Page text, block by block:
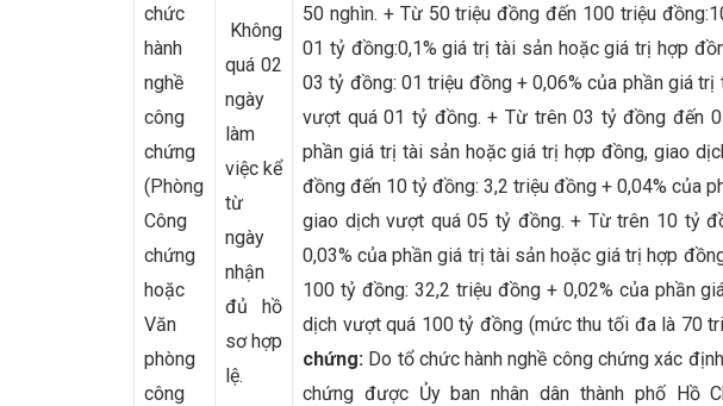
chức
hành
nghề
công
chứng
(Phòng
Công
chứng
hoặc
Văn
phòng
công
Không
quá 02
ngày
làm
việc kể
từ
ngày
nhận
đủ hồ
sơ hợp
lệ.
50 nghìn. + Từ 50 triệu đồng đến 100 triệu
01 tỷ đồng:0,1% giá trị tài sản hoặc giá trị hợp
03 tỷ đồng: 01 triệu đồng + 0,06% của phần giá
vượt quá 01 tỷ đồng. + Từ trên 03 tỷ đồng đến
phần giá trị tài sản hoặc giá trị hợp đồng, giao
đồng đến 10 tỷ đồng: 3,2 triệu đồng + 0,04% của
giao dịch vượt quá 05 tỷ đồng. + Từ trên 10 tỷ
0,03% của phần giá trị tài sản hoặc giá trị hợp
100 tỷ đồng: 32,2 triệu đồng + 0,02% của phần
dịch vượt quá 100 tỷ đồng (mức thu tối đa là 70
chứng: Do tổ chức hành nghề công chứng xác
chứng được Ủy ban nhân dân thành phố Hồ